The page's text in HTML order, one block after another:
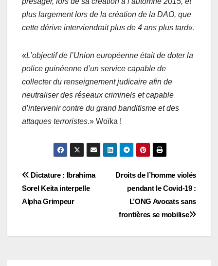
plus largement lors de la création de la DAO, que
cette dérive interviendrait plus de 4 ans plus tard».
«L’objectif de l’Union européenne était de doter la
police guinéenne d’un service capable de
collecter du renseignement judicaire afin de
neutraliser des réseaux criminels et capable
d’intervenir contre du grand banditisme et des
attaques terroristes.» Woïka !
Navigation
de
Droits de l’homme violés
pendant le Covid-19 :
L’ONG Avocats sans
frontières se mobilise
Dictature : Ibrahima
Sorel Keita interpelle
Alpha Grimpeur